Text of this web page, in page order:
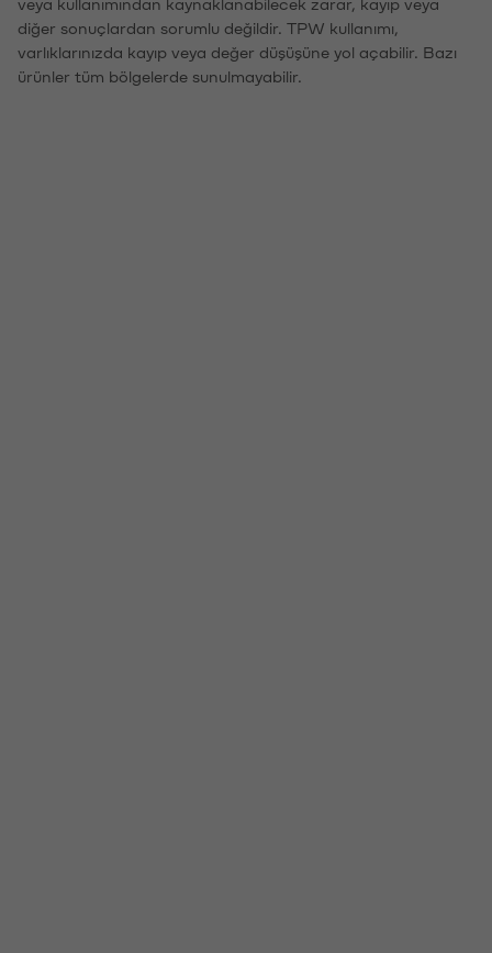
veya kullanımından kaynaklanabilecek zarar, kayıp veya
diğer sonuçlardan sorumlu değildir. TPW kullanımı,
varlıklarınızda kayıp veya değer düşüşüne yol açabilir. Bazı
ürünler tüm bölgelerde sunulmayabilir.